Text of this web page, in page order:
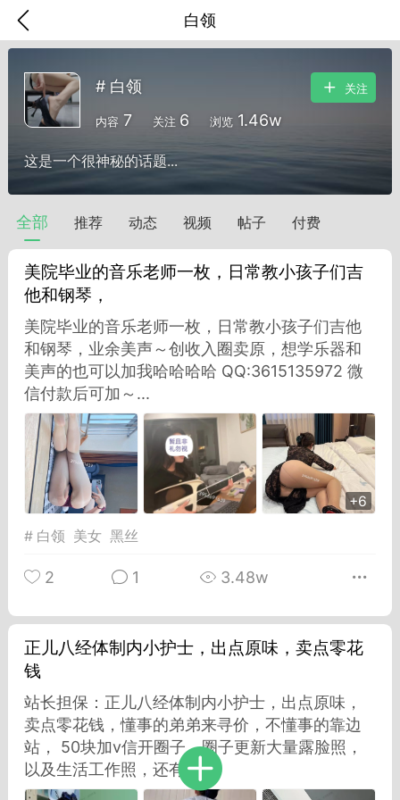
白领
味”的小姐
大二女生囡囡
Dsisley女
曲奇小饼干
小姐姐 海航在飞空姐
# 白领
内容 7 关注 6 浏览 1.46w
关注
这是一个很神秘的话题...
全部 推荐 动态 视频 帖子 付费
美院毕业的音乐老师一枚，日常教小孩子们吉
他和钢琴，
美院毕业的音乐老师一枚，日常教小孩子们吉他
和钢琴，业余美声～创收入圈卖原，想学乐器和
美声的也可以加我哈哈哈哈 QQ:3615135972 微
信付款后可加～...
+6
# 白领 美女 黑丝
2 1 3.48w
正儿八经体制内小护士，出点原味，卖点零花
钱
站长担保：正儿八经体制内小护士，出点原味，
卖点零花钱，懂事的弟弟来寻价，不懂事的靠边
站， 50块加v信开圈子，圈子更新大量露脸照，
以及生活工作照，还有...